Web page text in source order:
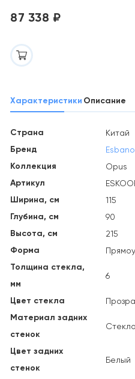
87 338 ₽
Характеристики Описание
Страна Китай
Бренд Esbano
Коллекция Opus
Артикул
Ширина, см 115
Глубина, см 90
Высота, см 215
Форма
Толщина стекла,
мм
6
Цвет стекла
Материал задних
стенок
Цвет задних
стенок
Белый